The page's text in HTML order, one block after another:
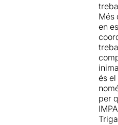
de
Tret
tot
Més
en
és el
per